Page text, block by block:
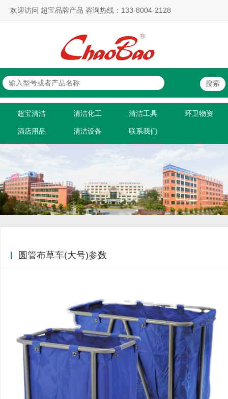
欢迎访问 超宝品牌产品 咨询热线：133-8004-2128
超宝清洁 清洁化工 清洁工具 环卫物资
酒店用品 清洁设备 联系我们
圆管布草车(大号)参数